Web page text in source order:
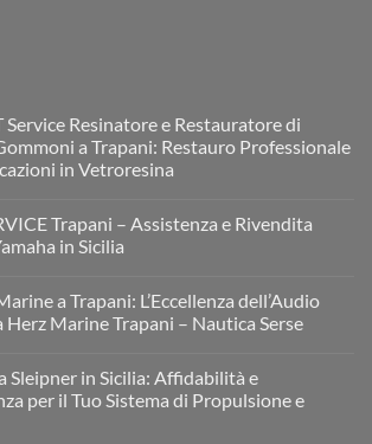
Service Resinatore e Restauratore di
a Trapani: Restauro Professionale
in Vetroresina
Trapani – Assistenza e Rivendita
in Sicilia
a Trapani: L’Eccellenza dell’Audio
Herz Marine Trapani – Nautica Serse
Sleipner in Sicilia: Affidabilità e
per il Tuo Sistema di Propulsione e